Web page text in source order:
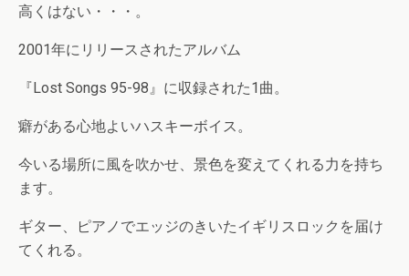
高くはない・・・。
2001年にリリースされたアルバム
『Lost Songs 95-98』に収録された1曲。
癖がある心地よいハスキーボイス。
今いる場所に風を吹かせ、景色を変えてくれる力を持ち
ます。
ギター、ピアノでエッジのきいたイギリスロックを届け
てくれる。